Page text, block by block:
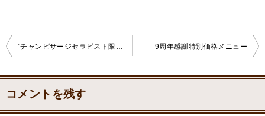
稿
ナ
”チャンピサージセラピスト限定企画” 9周年感謝特別価格メニュー
コメントを残す